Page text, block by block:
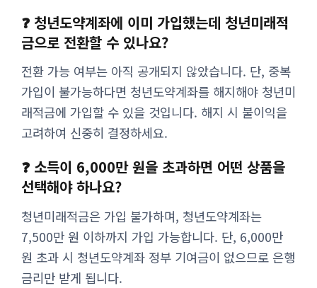
❓ 청년도약계좌에 이미 가입했는데 청년미래적
금으로 전환할 수 있나요?
전환 가능 여부는 아직 공개되지 않았습니다. 단, 중복
가입이 불가능하다면 청년도약계좌를 해지해야 청년미
래적금에 가입할 수 있을 것입니다. 해지 시 불이익을
고려하여 신중히 결정하세요.
❓ 소득이 6,000만 원을 초과하면 어떤 상품을
선택해야 하나요?
청년미래적금은 가입 불가하며, 청년도약계좌는
7,500만 원 이하까지 가입 가능합니다. 단, 6,000만
원 초과 시 청년도약계좌 정부 기여금이 없으므로 은행
금리만 받게 됩니다.